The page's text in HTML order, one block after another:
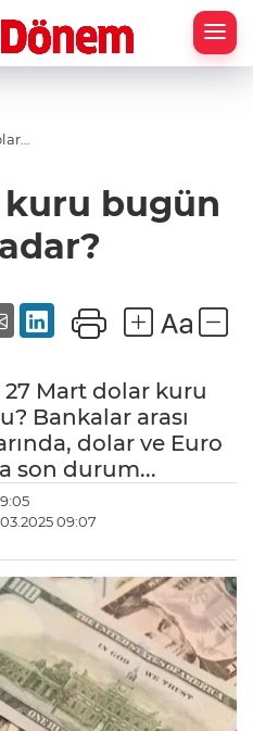
bugün
27 Mart dolar kuru
Bankalar arası
dolar ve Euro
son durum...
09:07